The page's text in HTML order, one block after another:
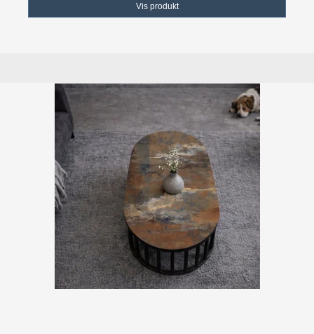
Vis produkt